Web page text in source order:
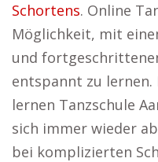
Schortens. Online
Möglichkeit, mit
und
entspannt zu lernen.
lernen Tanzschule
sich immer wieder
bei komplizierten